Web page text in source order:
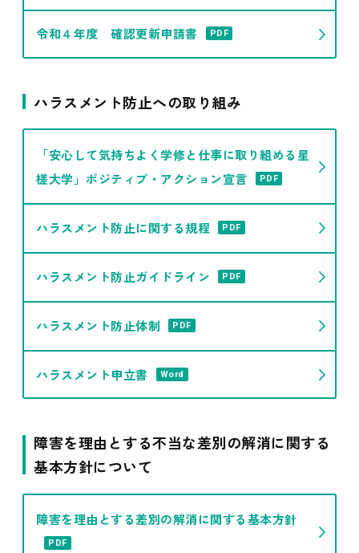
令和４年度 確認更新申請書 PDF
ハラスメント防止への取り組み
「安心して気持ちよく学修と仕事に取り組める星
槎大学」ポジティブ・アクション宣言
PDF
ハラスメント防止に関する規程 PDF
ハラスメント防止ガイドライン PDF
ハラスメント防止体制 PDF
ハラスメント申立書 Word
障害を理由とする不当な差別の解消に関する
基本方針について
障害を理由とする差別の解消に関する基本方針
PDF